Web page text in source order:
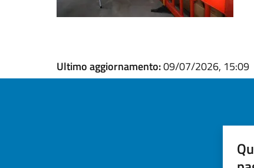
Ultimo aggiornamento:09/07/2026, 15:09